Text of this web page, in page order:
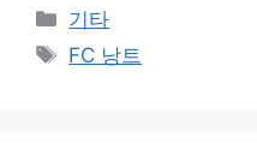
Categories
기타
Tags
FC 낭트